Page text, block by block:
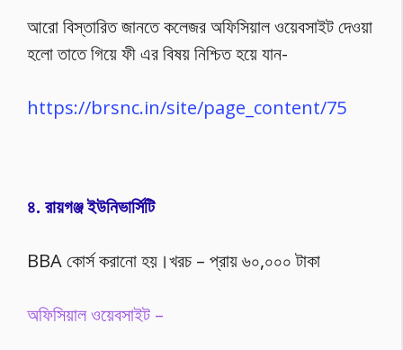
আরো বিস্তারিত জানতে কলেজর অফিসিয়াল ওয়েবসাইট দেওয়া
হলো তাতে গিয়ে ফী এর বিষয় নিশ্চিত হয়ে যান-
https://brsnc.in/site/page_content/75
৪. রায়গঞ্জ ইউনিভার্সিটি
BBA কোর্স করানো হয়।খরচ – প্রায় ৬০,০০০ টাকা
অফিসিয়াল ওয়েবসাইট –